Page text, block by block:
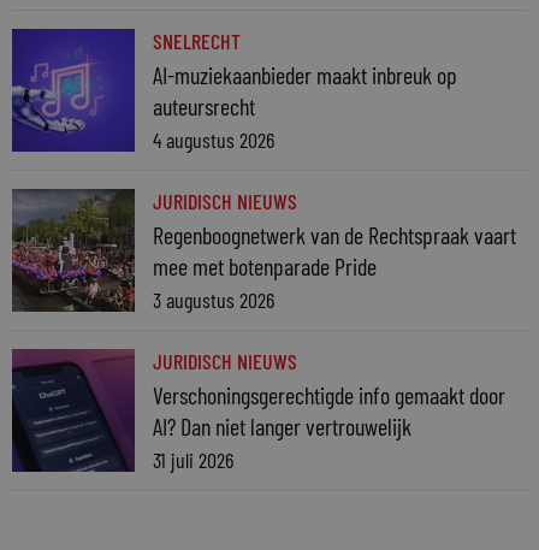
SNELRECHT
AI-muziekaanbieder maakt inbreuk op
auteursrecht
4 augustus 2026
JURIDISCH NIEUWS
Regenboognetwerk van de Rechtspraak vaart
mee met botenparade Pride
3 augustus 2026
JURIDISCH NIEUWS
Verschoningsgerechtigde info gemaakt door
AI? Dan niet langer vertrouwelijk
31 juli 2026